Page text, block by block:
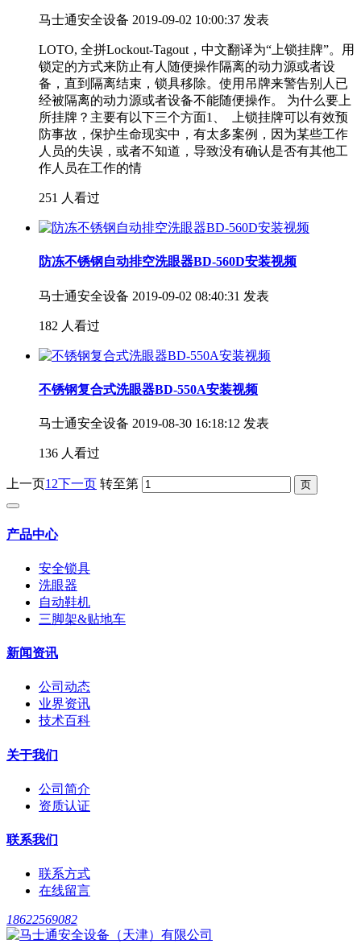
马士通安全设备 2019-09-02 10:00:37 发表
LOTO, 全拼Lockout-Tagout，中文翻译为“上锁挂牌”。用
锁定的方式来防止有人随便操作隔离的动力源或者设
备，直到隔离结束，锁具移除。使用吊牌来警告别人已
经被隔离的动力源或者设备不能随便操作。 为什么要上
所挂牌？主要有以下三个方面1、 上锁挂牌可以有效预
防事故，保护生命现实中，有太多案例，因为某些工作
人员的失误，或者不知道，导致没有确认是否有其他工
作人员在工作的情
251 人看过
防冻不锈钢自动排空洗眼器BD-560D安装视频
马士通安全设备 2019-09-02 08:40:31 发表
182 人看过
不锈钢复合式洗眼器BD-550A安装视频
马士通安全设备 2019-08-30 16:18:12 发表
136 人看过
上一页1 2下一页 转至第
产品中心
安全锁具
洗眼器
自动鞋机
三脚架&贴地车
新闻资讯
公司动态
业界资讯
技术百科
关于我们
公司简介
资质认证
联系我们
联系方式
在线留言
18622569082